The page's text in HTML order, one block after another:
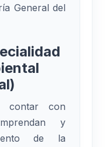
General del
contar con
y
de la